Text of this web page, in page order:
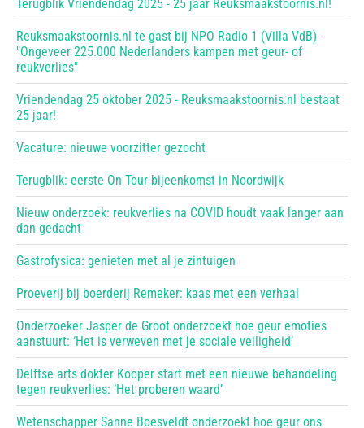
Terugblik Vriendendag 2025 - 25 jaar Reuksmaakstoornis.nl!
Reuksmaakstoornis.nl te gast bij NPO Radio 1 (Villa VdB) -
"Ongeveer 225.000 Nederlanders kampen met geur- of
reukverlies"
Vriendendag 25 oktober 2025 - Reuksmaakstoornis.nl bestaat
25 jaar!
Vacature: nieuwe voorzitter gezocht
Terugblik: eerste On Tour-bijeenkomst in Noordwijk
Nieuw onderzoek: reukverlies na COVID houdt vaak langer aan
dan gedacht
Gastrofysica: genieten met al je zintuigen
Proeverij bij boerderij Remeker: kaas met een verhaal
Onderzoeker Jasper de Groot onderzoekt hoe geur emoties
aanstuurt: ‘Het is verweven met je sociale veiligheid’
Delftse arts dokter Kooper start met een nieuwe behandeling
tegen reukverlies: ‘Het proberen waard’
Wetenschapper Sanne Boesveldt onderzoekt hoe geur ons